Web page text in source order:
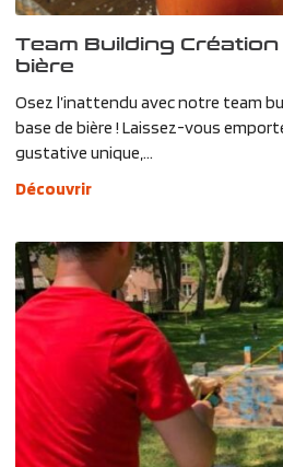
Team Building
bière
Osez l’inattendu avec notre team
base de bière ! Laissez-vous
gustative unique,...
Découvrir